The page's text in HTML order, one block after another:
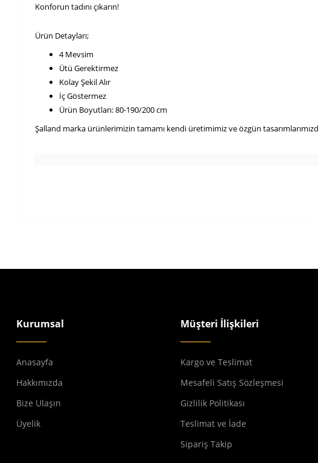
Konforun tadını çıkarın!
Ürün Detayları;
4 Mevsim
Ütü Gerektirmez
Kolay Şekil Alır
İç Göstermez
Ürün Boyutları: 80-190/200 cm
Şalland marka ürünlerimizin tamamı kendi üretimimiz ve özgün
Kurumsal
Anasayfa
Hakkımızda
Bize Ulaşın
Üyelik
Müşteri İlişkileri
Kargo ve Teslimat
Mesafeli Satış Sözleşmesi
Gizlilik Politikası
Teslimat ve İade
Sipariş Takip